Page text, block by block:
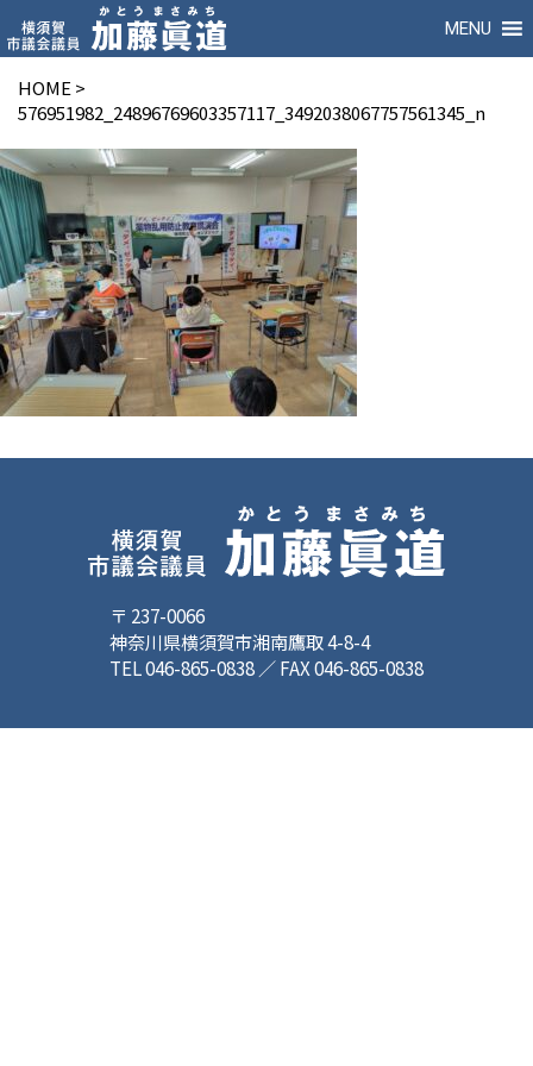
MENU
HOME >
576951982_24896769603357117_3492038067757561345_n
〒 237-0066
神奈川県横須賀市湘南鷹取 4-8-4
TEL 046-865-0838 ／ FAX 046-865-0838